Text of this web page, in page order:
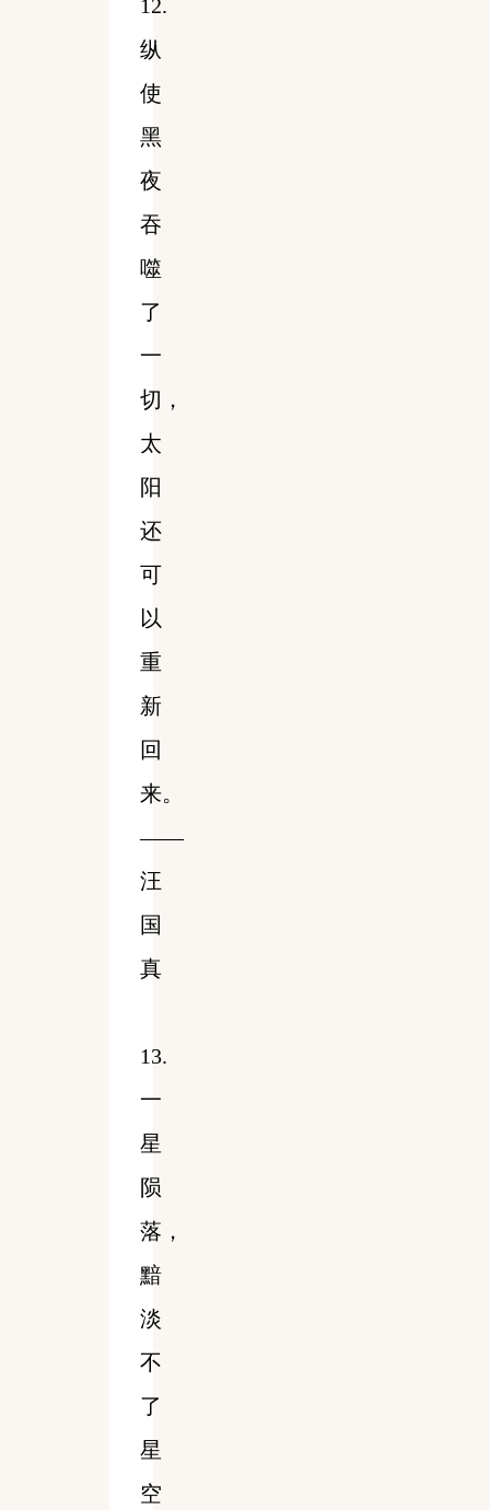
12.
纵
使
黑
夜
吞
噬
了
一
切，
太
阳
还
可
以
重
新
回
来。
——
汪
国
真
13.
一
星
陨
落，
黯
淡
不
了
星
空